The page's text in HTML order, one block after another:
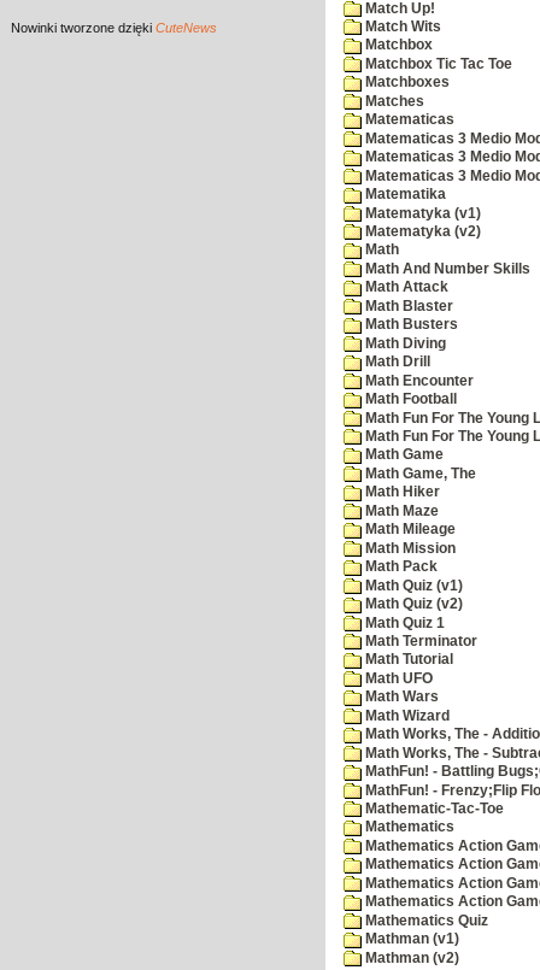
Nowinki tworzone dzięki CuteNews
Match Up!
Match Wits
Matchbox
Matchbox Tic Tac Toe
Matchboxes
Matches
Matematicas
Matematicas 3 Medio
Matematicas 3 Medio
Matematicas 3 Medio
Matematika
Matematyka (v1)
Matematyka (v2)
Math
Math And Number Skills
Math Attack
Math Blaster
Math Busters
Math Diving
Math Drill
Math Encounter
Math Football
Math Fun For The Young
Math Fun For The Young
Math Game
Math Game, The
Math Hiker
Math Maze
Math Mileage
Math Mission
Math Pack
Math Quiz (v1)
Math Quiz (v2)
Math Quiz 1
Math Terminator
Math Tutorial
Math UFO
Math Wars
Math Wizard
Math Works, The -
Math Works, The -
MathFun! - Battling
MathFun! - Frenzy;Flip
Mathematic-Tac-Toe
Mathematics
Mathematics Action
Mathematics Action
Mathematics Action
Mathematics Action
Mathematics Quiz
Mathman (v1)
Mathman (v2)